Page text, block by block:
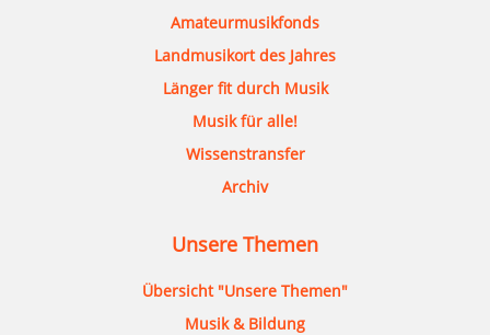
Amateurmusikfonds
Landmusikort des Jahres
Länger fit durch Musik
Musik für alle!
Wissenstransfer
Archiv
Unsere Themen
Übersicht "Unsere Themen"
Musik & Bildung